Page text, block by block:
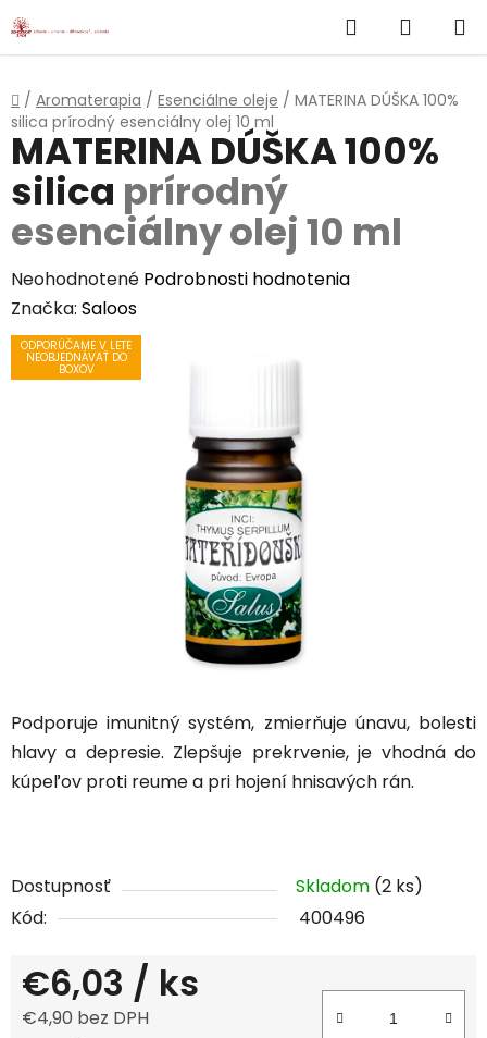
Prejsť
na
Hľadať
KOŠÍK
Domov
/ Aromaterapia / Esenciálne oleje / MATERINA DÚŠKA 100%
silica prírodný esenciálny olej 10 ml
Podporuje imunitný systém, zmierňuje únavu, bolesti
hlavy a depresie. Zlepšuje prekrvenie, je vhodná do
kúpeľov proti reume a pri hojení hnisavých rán.
Dostupnosť Skladom (2 ks)
Kód:
400496
€6,03 / ks
€4,90 bez DPH
MATERINA DÚŠKA 100%
silica prírodný
esenciálny olej 10 ml
Priemerné
hodnotenie
produktu
Neohodnotené Podrobnosti hodnotenia
Značka: Saloos
ODPORÚČAME V LETE
NEOBJEDNÁVAŤ DO
BOXOV